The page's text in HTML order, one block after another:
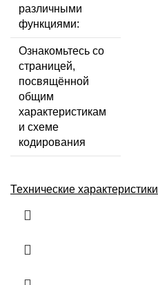
различными
функциями:
Ознакомьтесь со
страницей,
посвящённой
общим
характеристикам
и схеме
кодирования
Технические характеристики